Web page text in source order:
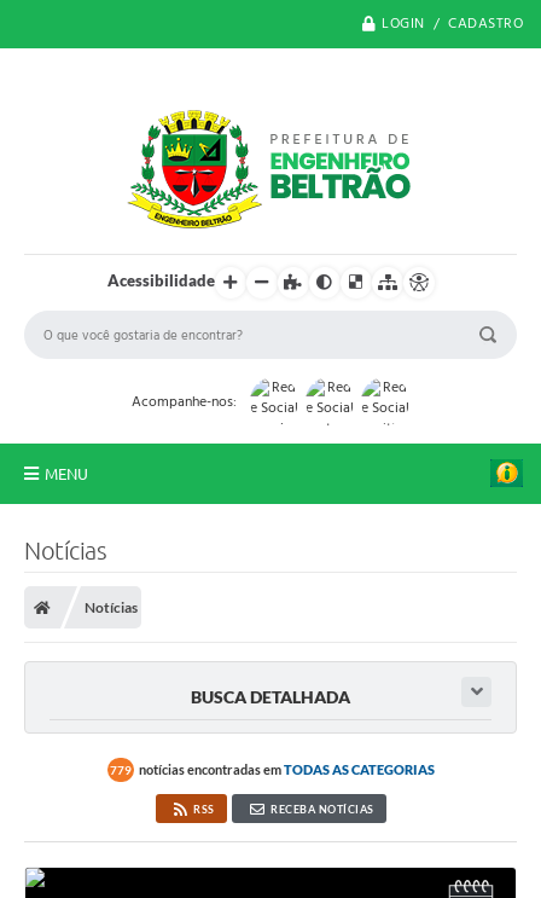
LOGIN / CADASTRO
Acessibilidade
Acompanhe-nos:
MENU
Notícias
Notícias
BUSCA DETALHADA
779 notícias encontradas emTODAS AS CATEGORIAS
RSS RECEBA NOTÍCIAS